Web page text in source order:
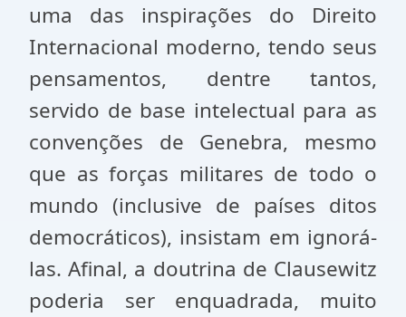
uma das inspirações do Direito
Internacional moderno, tendo seus
pensamentos, dentre tantos,
servido de base intelectual para as
convenções de Genebra, mesmo
que as forças militares de todo o
mundo (inclusive de países ditos
democráticos), insistam em ignorá-
las. Afinal, a doutrina de Clausewitz
poderia ser enquadrada, muito